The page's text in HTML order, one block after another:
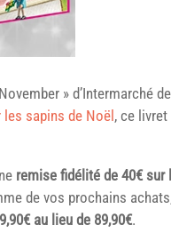
» d’Intermarché
les sapins de Noël, ce
remise fidélité de 40€
de vos prochains
au lieu de 89,90€.